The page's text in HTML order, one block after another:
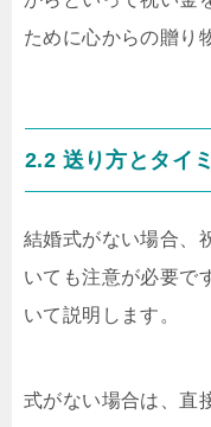
ために心からの贈り
2.2 送り方とタイ
結婚式がない場合、
いても注意が必要で
いて説明します。
式がない場合は、直